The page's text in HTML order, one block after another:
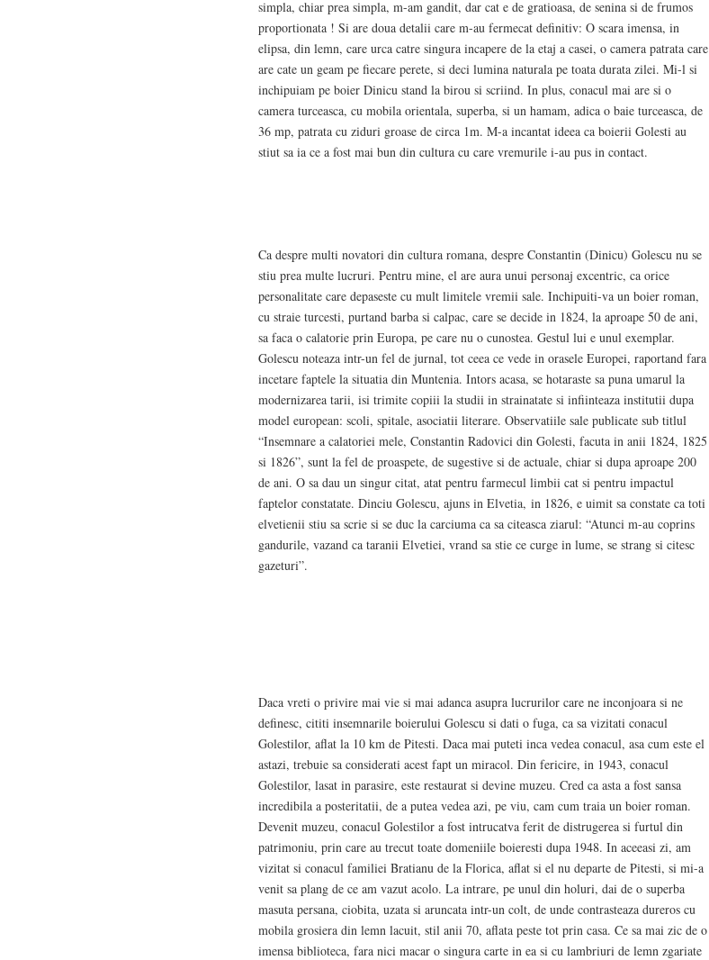
simpla, chiar prea simpla, m-am gandit, dar cat e de gratioasa, de senina si de frumos
proportionata ! Si are doua detalii care m-au fermecat definitiv: O scara imensa, in
elipsa, din lemn, care urca catre singura incapere de la etaj a casei, o camera patrata care
are cate un geam pe fiecare perete, si deci lumina naturala pe toata durata zilei. Mi-l si
inchipuiam pe boier Dinicu stand la birou si scriind. In plus, conacul mai are si o
camera turceasca, cu mobila orientala, superba, si un hamam, adica o baie turceasca, de
36 mp, patrata cu ziduri groase de circa 1m. M-a incantat ideea ca boierii Golesti au
stiut sa ia ce a fost mai bun din cultura cu care vremurile i-au pus in contact.
Ca despre multi novatori din cultura romana, despre Constantin (Dinicu) Golescu nu se
stiu prea multe lucruri. Pentru mine, el are aura unui personaj excentric, ca orice
personalitate care depaseste cu mult limitele vremii sale. Inchipuiti-va un boier roman,
cu straie turcesti, purtand barba si calpac, care se decide in 1824, la aproape 50 de ani,
sa faca o calatorie prin Europa, pe care nu o cunostea. Gestul lui e unul exemplar.
Golescu noteaza intr-un fel de jurnal, tot ceea ce vede in orasele Europei, raportand fara
incetare faptele la situatia din Muntenia. Intors acasa, se hotaraste sa puna umarul la
modernizarea tarii, isi trimite copiii la studii in strainatate si infiinteaza institutii dupa
model european: scoli, spitale, asociatii literare. Observatiile sale publicate sub titlul
“Insemnare a calatoriei mele, Constantin Radovici din Golesti, facuta in anii 1824, 1825
si 1826”, sunt la fel de proaspete, de sugestive si de actuale, chiar si dupa aproape 200
de ani. O sa dau un singur citat, atat pentru farmecul limbii cat si pentru impactul
faptelor constatate. Dinciu Golescu, ajuns in Elvetia, in 1826, e uimit sa constate ca toti
elvetienii stiu sa scrie si se duc la carciuma ca sa citeasca ziarul: “Atunci m-au coprins
gandurile, vazand ca taranii Elvetiei, vrand sa stie ce curge in lume, se strang si citesc
gazeturi”.
Daca vreti o privire mai vie si mai adanca asupra lucrurilor care ne inconjoara si ne
definesc, cititi insemnarile boierului Golescu si dati o fuga, ca sa vizitati conacul
Golestilor, aflat la 10 km de Pitesti. Daca mai puteti inca vedea conacul, asa cum este el
astazi, trebuie sa considerati acest fapt un miracol. Din fericire, in 1943, conacul
Golestilor, lasat in parasire, este restaurat si devine muzeu. Cred ca asta a fost sansa
incredibila a posteritatii, de a putea vedea azi, pe viu, cam cum traia un boier roman.
Devenit muzeu, conacul Golestilor a fost intrucatva ferit de distrugerea si furtul din
patrimoniu, prin care au trecut toate domeniile boieresti dupa 1948. In aceeasi zi, am
vizitat si conacul familiei Bratianu de la Florica, aflat si el nu departe de Pitesti, si mi-a
venit sa plang de ce am vazut acolo. La intrare, pe unul din holuri, dai de o superba
masuta persana, ciobita, uzata si aruncata intr-un colt, de unde contrasteaza dureros cu
mobila grosiera din lemn lacuit, stil anii 70, aflata peste tot prin casa. Ce sa mai zic de o
imensa biblioteca, fara nici macar o singura carte in ea si cu lambriuri de lemn zgariate